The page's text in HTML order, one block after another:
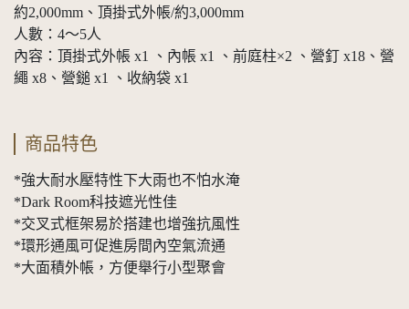
約2,000mm、頂掛式外帳/約3,000mm
人數：4～5人
內容：頂掛式外帳 x1 、內帳 x1 、前庭柱×2 、營釘 x18、營
繩 x8、營鎚 x1 、收納袋 x1
商品特色
*強大耐水壓特性下大雨也不怕水淹
*Dark Room科技遮光性佳
*交叉式框架易於搭建也增強抗風性
*環形通風可促進房間內空氣流通
*大面積外帳，方便舉行小型聚會